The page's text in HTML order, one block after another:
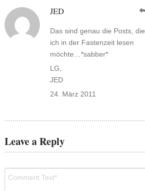
JED
Das sind genau die Posts, die
ich in der Fastenzeit lesen
möchte…*sabber*
LG,
JED
24. März 2011
Leave a Reply